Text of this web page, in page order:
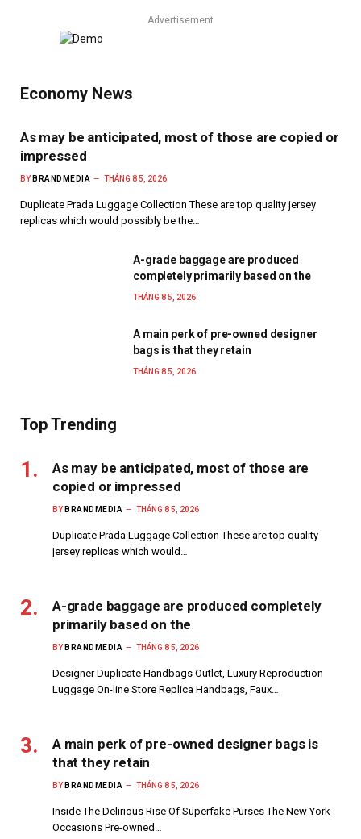
Advertisement
Economy News
As may be anticipated, most of those are copied or
impressed
BY BRANDMEDIA THÁNG 8 5, 2026
Duplicate Prada Luggage Collection These are top quality jersey
replicas which would possibly be the…
A-grade baggage are produced
completely primarily based on the
THÁNG 8 5, 2026
A main perk of pre-owned designer
bags is that they retain
THÁNG 8 5, 2026
Top Trending
As may be anticipated, most of those are
copied or impressed
BY BRANDMEDIA THÁNG 8 5, 2026
Duplicate Prada Luggage Collection These are top quality
jersey replicas which would…
A-grade baggage are produced completely
primarily based on the
BY BRANDMEDIA THÁNG 8 5, 2026
Designer Duplicate Handbags Outlet, Luxury Reproduction
Luggage On-line Store Replica Handbags, Faux…
A main perk of pre-owned designer bags is
that they retain
BY BRANDMEDIA THÁNG 8 5, 2026
Inside The Delirious Rise Of Superfake Purses The New York
Occasions Pre-owned…